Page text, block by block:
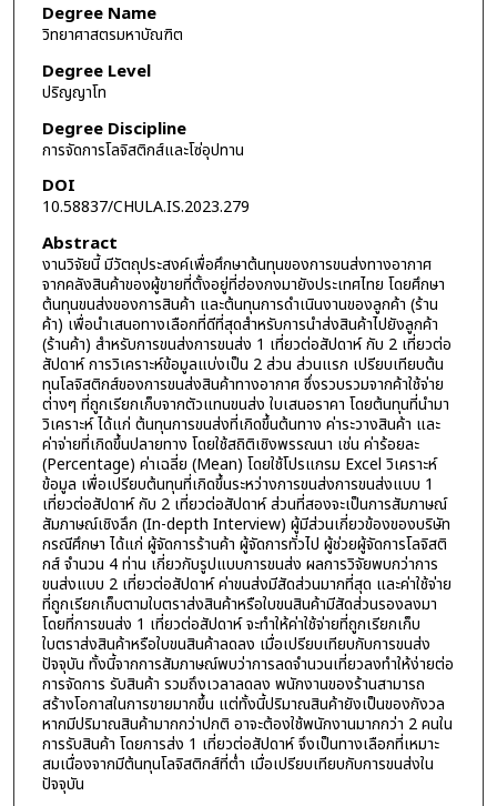
Degree Name
วิทยาศาสตรมหาบัณฑิต
Degree Level
ปริญญาโท
Degree Discipline
การจัดการโลจิสติกส์และโซ่อุปทาน
DOI
10.58837/CHULA.IS.2023.279
Abstract
งานวิจัยนี้ มีวัตถุประสงค์เพื่อศึกษาต้นทุนของการขนส่งทางอากาศ
จากคลังสินค้าของผู้ขายที่ตั้งอยู่ที่ฮ่องกงมายังประเทศไทย โดยศึกษา
ต้นทุนขนส่งของการสินค้า และต้นทุนการดำเนินงานของลูกค้า (ร้าน
ค้า) เพื่อนำเสนอทางเลือกที่ดีที่สุดสำหรับการนำส่งสินค้าไปยังลูกค้า
(ร้านค้า) สำหรับการขนส่งการขนส่ง 1 เที่ยวต่อสัปดาห์ กับ 2 เที่ยวต่อ
สัปดาห์ การวิเคราะห์ข้อมูลแบ่งเป็น 2 ส่วน ส่วนแรก เปรียบเทียบต้น
ทุนโลจิสติกส์ของการขนส่งสินค้าทางอากาศ ซึ่งรวบรวมจากค้าใช้จ่าย
ต่างๆ ที่ถูกเรียกเก็บจากตัวแทนขนส่ง ใบเสนอราคา โดยต้นทุนที่นำมา
วิเคราะห์ ได้แก่ ต้นทุนการขนส่งที่เกิดขึ้นต้นทาง ค่าระวางสินค้า และ
ค่าจ่ายที่เกิดขึ้นปลายทาง โดยใช้สถิติเชิงพรรณนา เช่น ค่าร้อยละ
(Percentage) ค่าเฉลี่ย (Mean) โดยใช้โปรแกรม Excel วิเคราะห์
ข้อมูล เพื่อเปรียบต้นทุนที่เกิดขึ้นระหว่างการขนส่งการขนส่งแบบ 1
เที่ยวต่อสัปดาห์ กับ 2 เที่ยวต่อสัปดาห์ ส่วนที่สองจะเป็นการสัมภาษณ์
สัมภาษณ์เชิงลึก (In-depth Interview) ผู้มีส่วนเกี่ยวข้องของบริษัท
กรณีศึกษา ได้แก่ ผู้จัดการร้านค้า ผู้จัดการทั่วไป ผู้ช่วยผู้จัดการโลจิสติ
กส์ จำนวน 4 ท่าน เกี่ยวกับรูปแบบการขนส่ง ผลการวิจัยพบกว่าการ
ขนส่งแบบ 2 เที่ยวต่อสัปดาห์ ค่าขนส่งมีสัดส่วนมากที่สุด และค่าใช้จ่าย
ที่ถูกเรียกเก็บตามใบตราส่งสินค้าหรือใบขนสินค้ามีสัดส่วนรองลงมา
โดยที่การขนส่ง 1 เที่ยวต่อสัปดาห์ จะทำให้ค่าใช้จ่ายที่ถูกเรียกเก็บ
ใบตราส่งสินค้าหรือใบขนสินค้าลดลง เมื่อเปรียบเทียบกับการขนส่ง
ปัจจุบัน ทั้งนี้จากการสัมภาษณ์พบว่าการลดจำนวนเที่ยวลงทำให้ง่ายต่อ
การจัดการ รับสินค้า รวมถึงเวลาลดลง พนักงานของร้านสามารถ
สร้างโอกาสในการขายมากขึ้น แต่ทั้งนี้ปริมาณสินค้ายังเป็นของกังวล
หากมีปริมาณสินค้ามากกว่าปกติ อาจะต้องใช้พนักงานมากกว่า 2 คนใน
การรับสินค้า โดยการส่ง 1 เที่ยวต่อสัปดาห์ จึงเป็นทางเลือกที่เหมาะ
สมเนื่องจากมีต้นทุนโลจิสติกส์ที่ต่ำ เมื่อเปรียบเทียบกับการขนส่งใน
ปัจจุบัน